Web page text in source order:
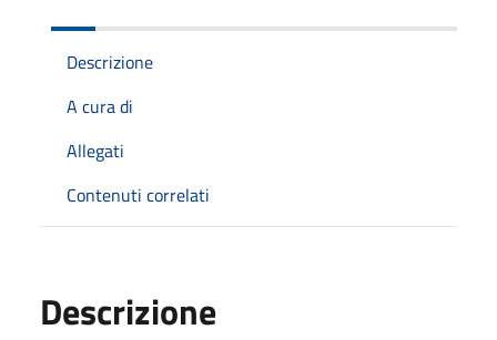
Descrizione
A cura di
Allegati
Contenuti correlati
Descrizione